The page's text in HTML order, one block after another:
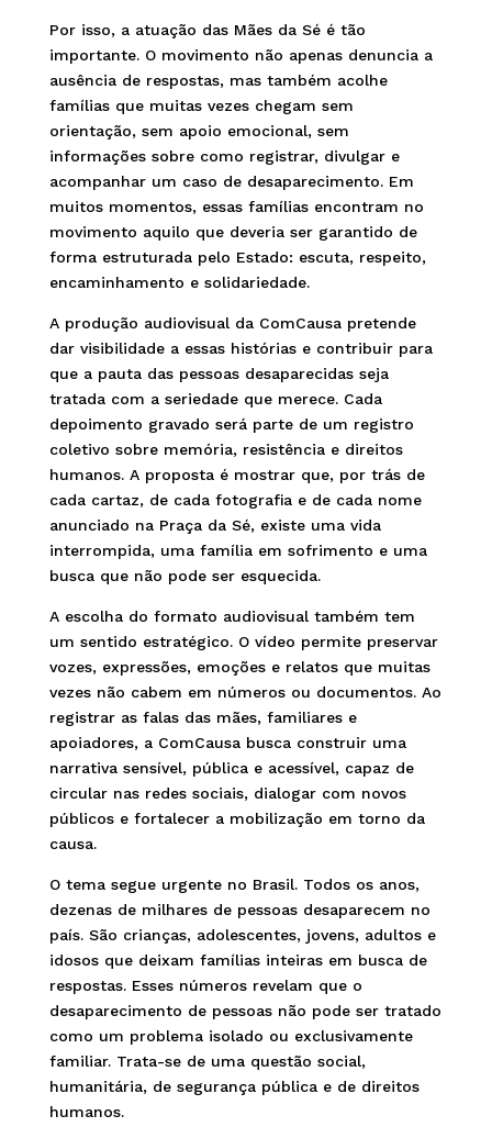
Por isso, a atuação das Mães da Sé é tão
importante. O movimento não apenas denuncia a
ausência de respostas, mas também acolhe
famílias que muitas vezes chegam sem
orientação, sem apoio emocional, sem
informações sobre como registrar, divulgar e
acompanhar um caso de desaparecimento. Em
muitos momentos, essas famílias encontram no
movimento aquilo que deveria ser garantido de
forma estruturada pelo Estado: escuta, respeito,
encaminhamento e solidariedade.
A produção audiovisual da ComCausa pretende
dar visibilidade a essas histórias e contribuir para
que a pauta das pessoas desaparecidas seja
tratada com a seriedade que merece. Cada
depoimento gravado será parte de um registro
coletivo sobre memória, resistência e direitos
humanos. A proposta é mostrar que, por trás de
cada cartaz, de cada fotografia e de cada nome
anunciado na Praça da Sé, existe uma vida
interrompida, uma família em sofrimento e uma
busca que não pode ser esquecida.
A escolha do formato audiovisual também tem
um sentido estratégico. O vídeo permite preservar
vozes, expressões, emoções e relatos que muitas
vezes não cabem em números ou documentos. Ao
registrar as falas das mães, familiares e
apoiadores, a ComCausa busca construir uma
narrativa sensível, pública e acessível, capaz de
circular nas redes sociais, dialogar com novos
públicos e fortalecer a mobilização em torno da
causa.
O tema segue urgente no Brasil. Todos os anos,
dezenas de milhares de pessoas desaparecem no
país. São crianças, adolescentes, jovens, adultos e
idosos que deixam famílias inteiras em busca de
respostas. Esses números revelam que o
desaparecimento de pessoas não pode ser tratado
como um problema isolado ou exclusivamente
familiar. Trata-se de uma questão social,
humanitária, de segurança pública e de direitos
humanos.